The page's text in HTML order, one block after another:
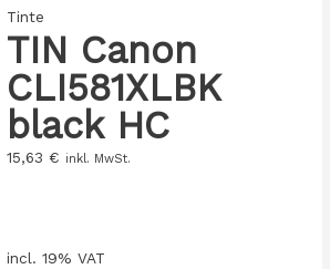
Tinte
TIN Canon
CLI581XLBK
black HC
15,63 € inkl. MwSt.
incl. 19% VAT